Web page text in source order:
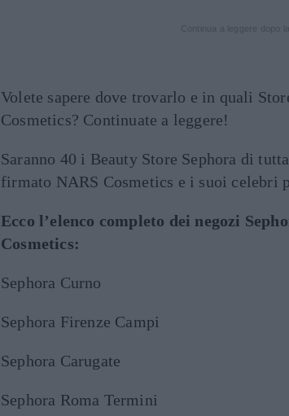
Volete sapere dove trovarlo e in quali
Cosmetics? Continuate a leggere!
Saranno 40 i Beauty Store Sephora di
firmato NARS Cosmetics e i suoi celebri
Ecco l’elenco completo dei negozi
Cosmetics:
Sephora Curno
Sephora Firenze Campi
Sephora Carugate
Sephora Roma Termini